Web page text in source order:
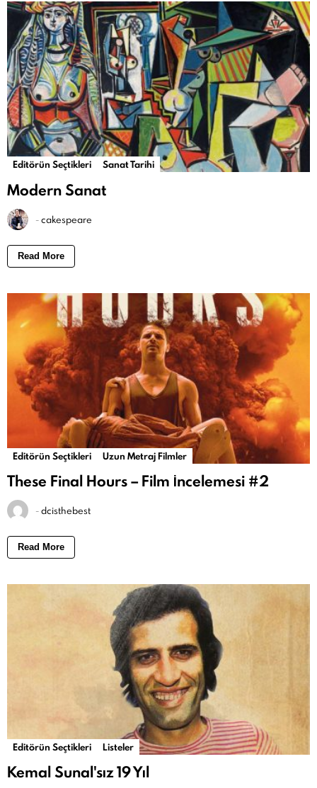
Editörün Seçtikleri Sanat Tarihi
Modern Sanat
-cakespeare
Read More
Editörün Seçtikleri Uzun Metraj Filmler
These Final Hours – Film İncelemesi #2
-dcisthebest
Read More
Editörün Seçtikleri Listeler
Kemal Sunal'sız 19 Yıl